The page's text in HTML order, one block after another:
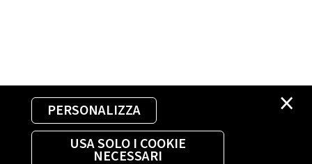
×
PERSONALIZZA
USA SOLO I COOKIE
NECESSARI